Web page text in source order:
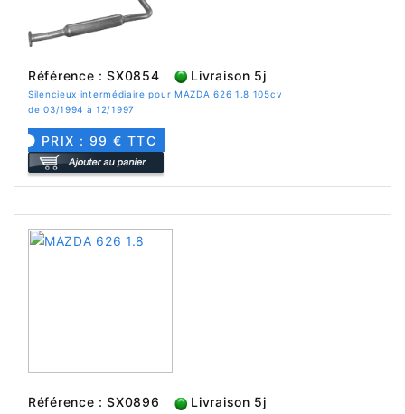
Référence : SX0854 Livraison 5j
Silencieux intermédiaire pour MAZDA 626 1.8 105cv
de 03/1994 à 12/1997
PRIX : 99 € TTC
Référence : SX0896 Livraison 5j